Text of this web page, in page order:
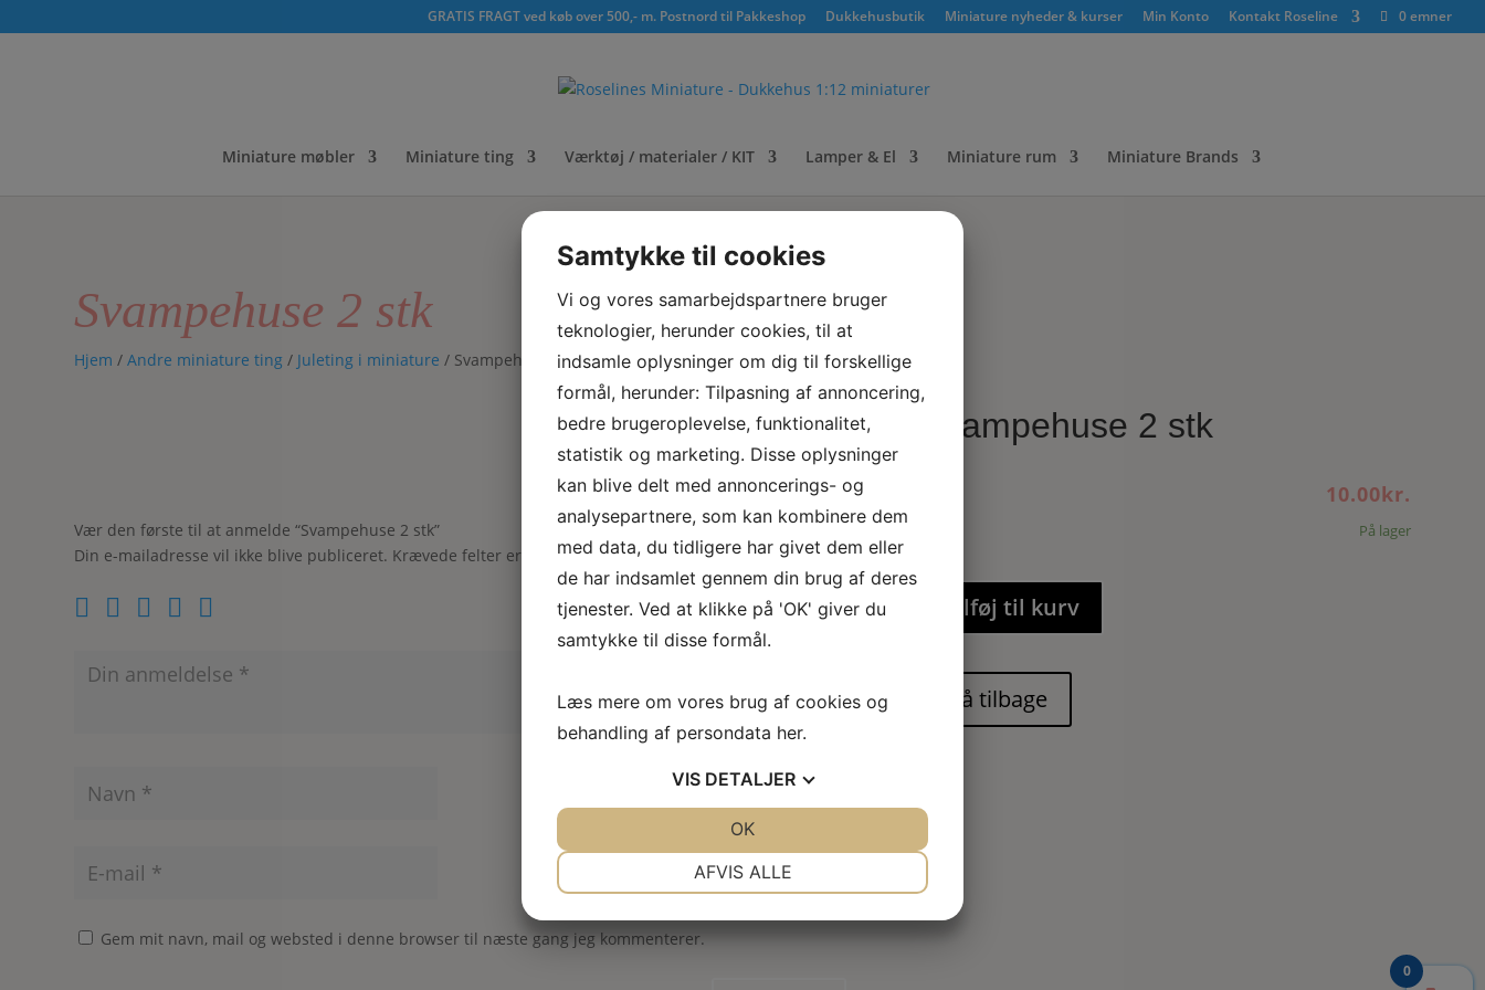
GRATIS FRAGT ved køb over 500,- m. Postnord til Pakkeshop Dukkehusbutik Miniature nyheder & kurser Min Konto Kontakt Roseline 0 emner
Miniature møbler Miniature ting Værktøj / materialer / KIT Lamper & El Miniature rum Miniature Brands
Svampehuse 2 stk
Hjem /Andre miniature ting / Juleting i miniature / Svampehuse 2 stk
Vær den første til at anmelde “Svampehuse 2 stk”
Din e-mailadresse vil ikke blive publiceret. Krævede felter er markeret med*
Gem mit navn, mail og websted i denne browser til næste gang jeg kommenterer.
Svampehuse 2 stk
10.00kr.
På lager
Tilføj til kurv
0
Samtykke til cookies
Vi og vores samarbejdspartnere bruger
teknologier, herunder cookies, til at
indsamle oplysninger om dig til forskellige
formål, herunder: Tilpasning af annoncering,
bedre brugeroplevelse, funktionalitet,
statistik og marketing. Disse oplysninger
kan blive delt med annoncerings- og
analysepartnere, som kan kombinere dem
med data, du tidligere har givet dem eller
de har indsamlet gennem din brug af deres
tjenester. Ved at klikke på 'OK' giver du
samtykke til disse formål.
Læs mere om vores brug af cookies og
behandling af persondata her.
VIS DETALJER
MARKETING
AFVIS ALLE
OK